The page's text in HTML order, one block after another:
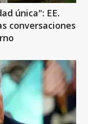
única": EE.
conversaciones